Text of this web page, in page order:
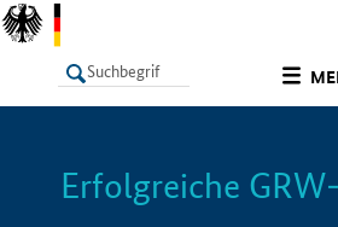
LISTE
Erfolgreiche